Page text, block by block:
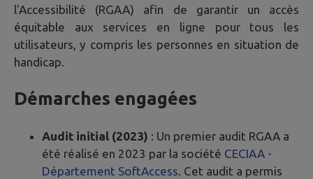
l'Accessibilité (RGAA) afin de garantir un accès
équitable aux services en ligne pour tous les
utilisateurs, y compris les personnes en situation de
handicap.
Démarches engagées
Audit initial (2023) : Un premier audit RGAA a
été réalisé en 2023 par la société CECIAA -
Département SoftAccess . Cet audit a permis